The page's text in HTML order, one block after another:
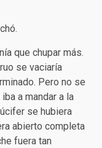
que chupar más.
se vaciaría
Pero no se
a mandar a la
se hubiera
abierto completa
fuera tan